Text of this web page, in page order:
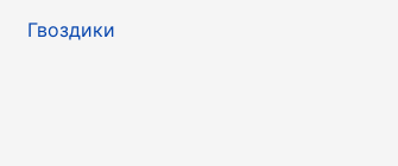
Гвоздики